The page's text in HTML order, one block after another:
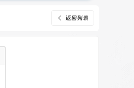
返回列表